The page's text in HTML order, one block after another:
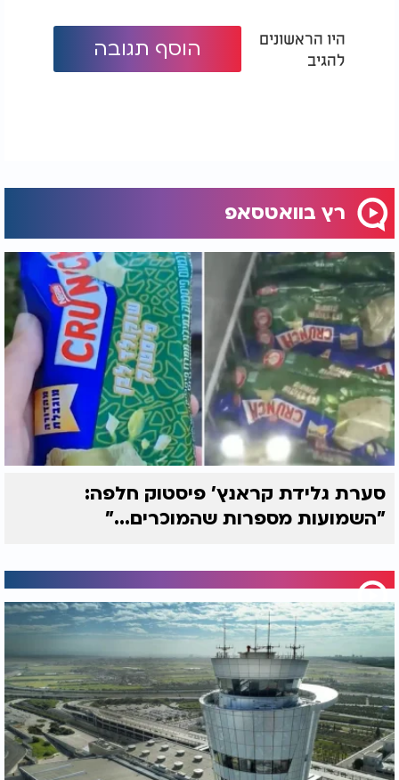
היו הראשונים
להגיב
הוסף תגובה
רץ בוואטסאפ
סערת גלידת קראנץ' פיסטוק חלפה:
"השמועות מספרות שהמוכרים..."